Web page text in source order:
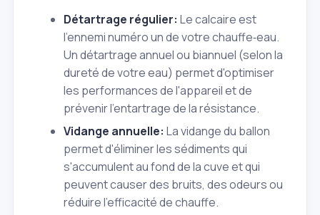
Détartrage régulier: Le calcaire est
l'ennemi numéro un de votre chauffe‑eau.
Un détartrage annuel ou biannuel (selon la
dureté de votre eau) permet d'optimiser
les performances de l'appareil et de
prévenir l'entartrage de la résistance.
Vidange annuelle: La vidange du ballon
permet d'éliminer les sédiments qui
s'accumulent au fond de la cuve et qui
peuvent causer des bruits, des odeurs ou
réduire l'efficacité de chauffe.